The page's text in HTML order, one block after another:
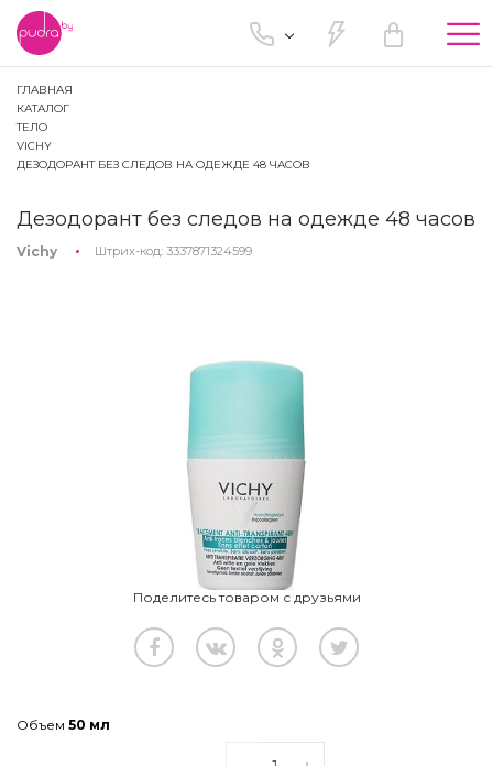
ГЛАВНАЯ
КАТАЛОГ
ТЕЛО
VICHY
ДЕЗОДОРАНТ БЕЗ СЛЕДОВ НА ОДЕЖДЕ 48 ЧАСОВ
Дезодорант без следов на одежде 48 часов
Vichy Штрих-код: 3337871324599
Поделитесь товаром с друзьями
Объем 50 мл